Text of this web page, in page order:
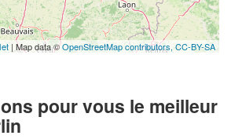
| Map data ©OpenStreetMap contributors, CC-BY-SA
pour vous le meilleur